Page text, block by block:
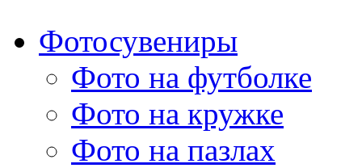
Фотосувениры
Фото на футболке
Фото на кружке
Фото на пазлах